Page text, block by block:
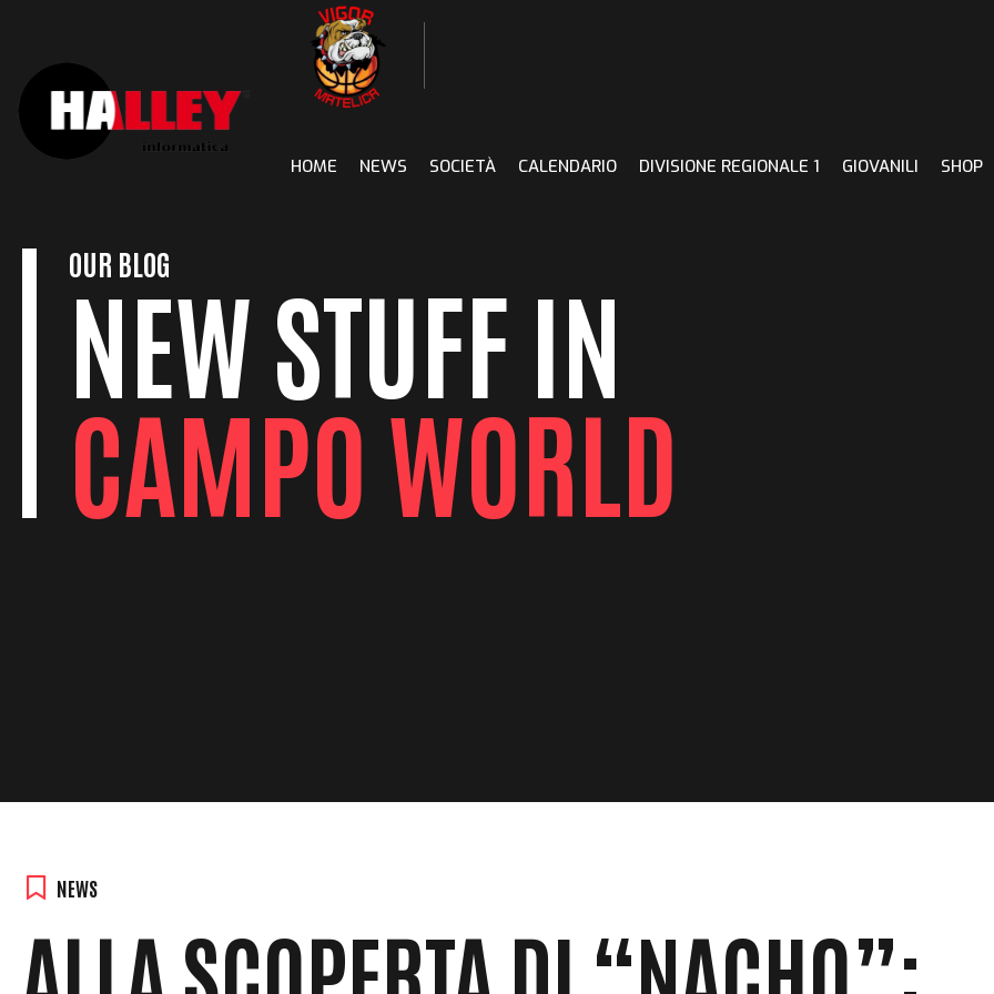
content
HOME NEWS SOCIETÀ CALENDARIO DIVISIONE REGIONALE 1 GIOVANILI SHOP
OUR BLOG
NEW STUFF IN
CAMPO WORLD
NEWS
ALLA SCOPERTA DI “NACHO”: